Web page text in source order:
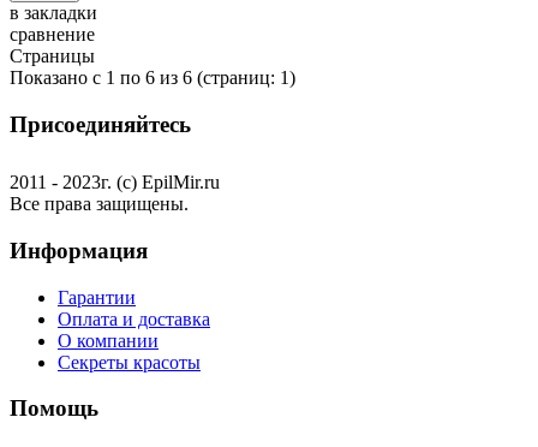
в закладки
сравнение
Страницы
Показано с 1 по 6 из 6 (страниц: 1)
Присоединяйтесь
2011 - 2023г. (с) EpilMir.ru
Все права защищены.
Информация
Гарантии
Оплата и доставка
О компании
Секреты красоты
Помощь